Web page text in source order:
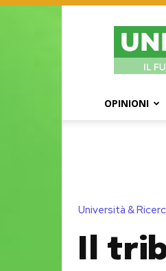
OPINIONI
Università &
Il